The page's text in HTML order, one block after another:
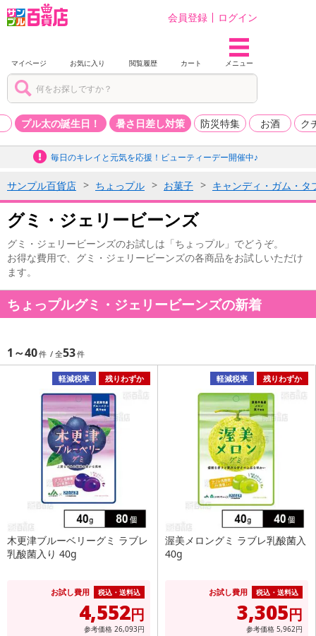
会員登録 ログイン
マイページ お気に入り 閲覧履歴 カート メニュー
プル太の誕生日！ 暑さ日差し対策 防災特集 お酒 ク
毎日のキレイと元気を応援！ビューティーデー開催中♪
サンプル百貨店 ちょっプル お菓子 キャンディ・ガム・タ
グミ・ジェリービーンズ
グミ・ジェリービーンズのお試しは「ちょっプル」でどうぞ。
お得な費用で、グミ・ジェリービーンズの各商品をお試しいただけ
ます。
ちょっプルグミ・ジェリービーンズの新着
1～40 53
軽減税率 残りわずか
木更津ブルーベリーグミ ラブレ
乳酸菌入り 40g
お試し費用 税込・送料込
4,552円
参考価格 26,093円
軽減税率 残りわずか
渥美メロングミ ラブレ乳酸菌入
40g
お試し費用 税込・送料込
3,305円
参考価格 5,962円